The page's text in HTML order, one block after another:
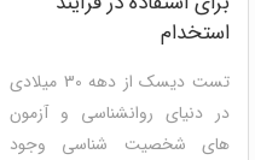
استخدام
تست دیسک از دهه 30 میلادی
در دنیای روانشناسی و آزمون
های شخصیت شناسی وجود